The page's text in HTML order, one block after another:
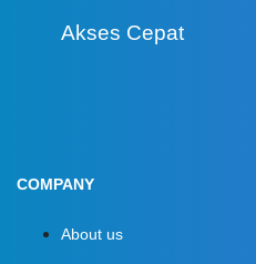
Akses Cepat
COMPANY
About us